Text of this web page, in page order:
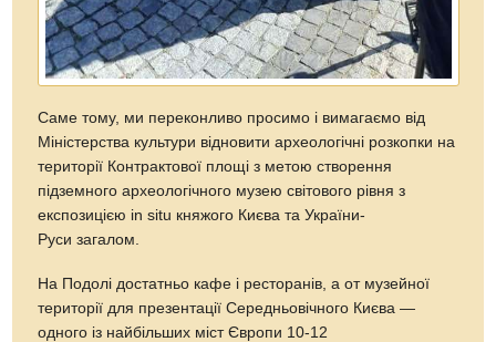
Саме тому, ми переконливо просимо і вимагаємо від
Міністерства культури відновити археологічні розкопки на
території Контрактової площі з метою створення
підземного археологічного музею світового рівня з
експозицією in situ княжого Києва та України-
Руси загалом.
На Подолі достатньо кафе і ресторанів, а от музейної
території для презентації Середньовічного Києва —
одного із найбільших міст Європи 10-12